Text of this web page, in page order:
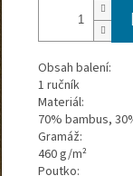
Obsah balení:
1 ručník
Materiál:
70% bambus,
Gramáž:
460 g/m²
Poutko: